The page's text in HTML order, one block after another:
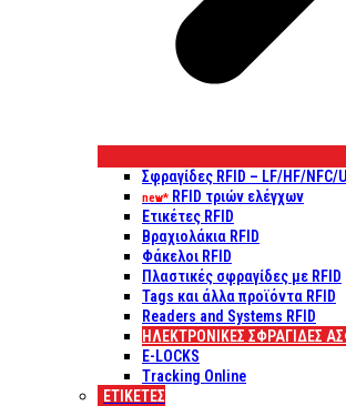
Σφραγίδες RFID – LF/HF/NFC/
new* RFID τριών ελέγχων
Ετικέτες RFID
Βραχιολάκια RFID
Φάκελοι RFID
Πλαστικές σφραγίδες με RFID
Tags και άλλα προϊόντα RFID
Readers and Systems RFID
ΗΛΕΚΤΡΟΝΙΚΕΣ ΣΦΡΑΓΙΔΕΣ
E-LOCKS
Tracking Online
ΕΤΙΚΈΤΕΣ